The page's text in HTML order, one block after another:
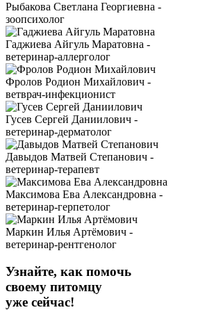
Рыбакова Светлана Георгиевна -
зоопсихолог
Гаджиева Айгуль Маратовна -
ветеринар-аллерголог
Фролов Родион Михайлович -
ветврач-инфекционист
Гусев Сергей Даниилович -
ветеринар-дерматолог
Давыдов Матвей Степанович -
ветеринар-терапевт
Максимова Ева Александровна -
ветеринар-герпетолог
Маркин Илья Артёмович -
ветеринар-рентгенолог
Узнайте, как помочь
своему питомцу
уже сейчас!